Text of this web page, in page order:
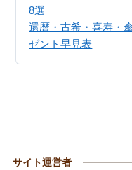
8選
還暦・古希・喜寿・
ゼント早見表
サイト運営者